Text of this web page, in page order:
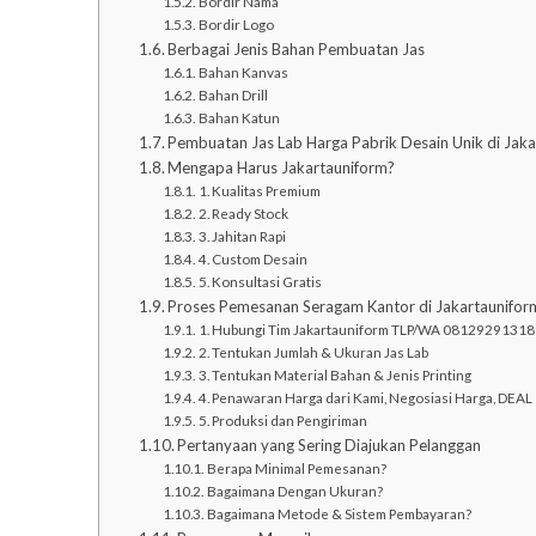
Bordir Logo
Berbagai Jenis Bahan Pembuatan Jas
Bahan Kanvas
Bahan Drill
Bahan Katun
Pembuatan Jas Lab Harga Pabrik Desain Unik di
Mengapa Harus Jakartauniform?
1. Kualitas Premium
2. Ready Stock
3. Jahitan Rapi
4. Custom Desain
5. Konsultasi Gratis
Proses Pemesanan Seragam Kantor di
1. Hubungi Tim Jakartauniform TLP/WA 08129291318
2. Tentukan Jumlah & Ukuran Jas Lab
3. Tentukan Material Bahan & Jenis Printing
4. Penawaran Harga dari Kami, Negosiasi Harga, DEAL
5. Produksi dan Pengiriman
Pertanyaan yang Sering Diajukan Pelanggan
Berapa Minimal Pemesanan?
Bagaimana Dengan Ukuran?
Bagaimana Metode & Sistem Pembayaran?